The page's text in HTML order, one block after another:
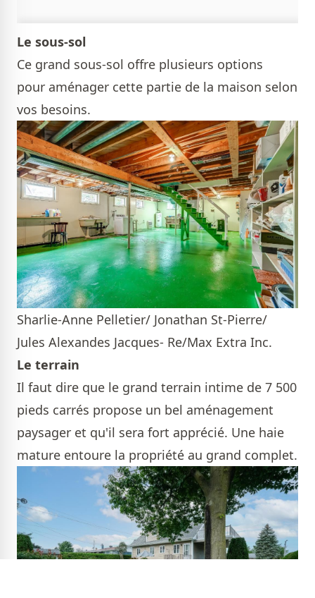
Le sous-sol
Ce grand sous-sol offre plusieurs options
pour aménager cette partie de la maison selon
vos besoins.
Sharlie-Anne Pelletier/ Jonathan St-Pierre/
Jules Alexandes Jacques- Re/Max Extra Inc.
Le terrain
Il faut dire que le grand terrain intime de 7 500
pieds carrés propose un bel aménagement
paysager et qu'il sera fort apprécié. Une haie
mature entoure la propriété au grand complet.